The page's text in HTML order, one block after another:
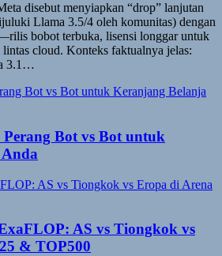
disebut menyiapkan “drop” lanjutan
Llama 3.5/4 oleh komunitas) dengan
bobot terbuka, lisensi longgar untuk
cloud. Konteks faktualnya jelas:
3.1…
Bot vs Bot untuk
AS vs Tiongkok vs
& TOP500